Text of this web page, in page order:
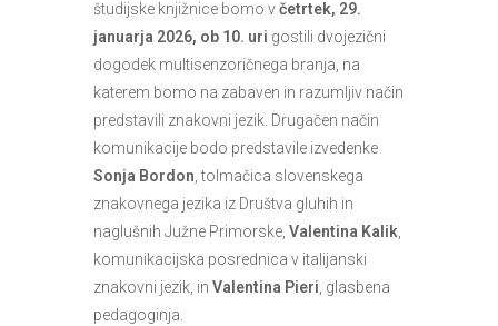
študijske knjižnice bomo včetrtek, 29.
januarja 2026, ob 10. uri gostili dvojezični
dogodek multisenzoričnega branja, na
katerem bomo na zabaven in razumljiv način
predstavili znakovni jezik. Drugačen način
komunikacije bodo predstavile izvedenke
Sonja Bordon , tolmačica slovenskega
znakovnega jezika iz Društva gluhih in
naglušnih Južne Primorske, Valentina Kalik
komunikacijska posrednica v italijanski
znakovni jezik, in Valentina Pieri , glasbena
pedagoginja.